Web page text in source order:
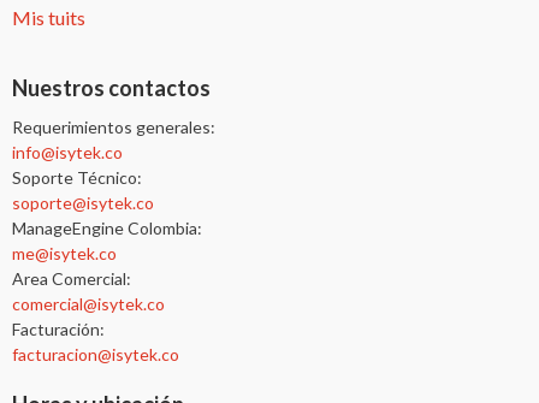
Mis tuits
Nuestros contactos
Requerimientos generales:
info@isytek.co
Soporte Técnico:
soporte@isytek.co
ManageEngine Colombia:
me@isytek.co
Area Comercial:
comercial@isytek.co
Facturación:
facturacion@isytek.co